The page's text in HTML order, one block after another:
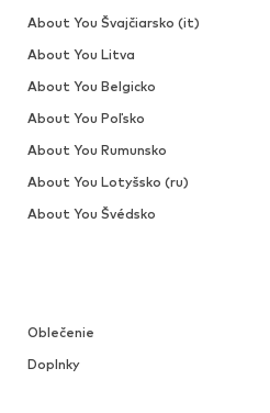
Oblečenie
Doplnky
About You Švajčiarsko (it)
About You Litva
About You Belgicko
About You Poľsko
About You Rumunsko
About You Lotyšsko (ru)
About You Švédsko